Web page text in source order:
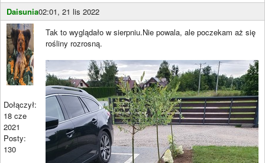
Daisunia02:01, 21 lis 2022
Dołączył:
18 cze
2021
Posty:
130
Tak to wyglądało w sierpniu.Nie powala, ale poczekam aż się
rośliny rozrosną.